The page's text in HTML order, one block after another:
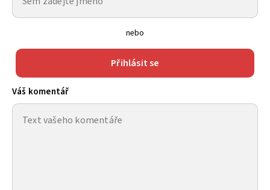
nebo
Přihlásit se
Váš komentář